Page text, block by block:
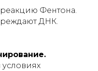
реакцию Фентона.
ДНК.